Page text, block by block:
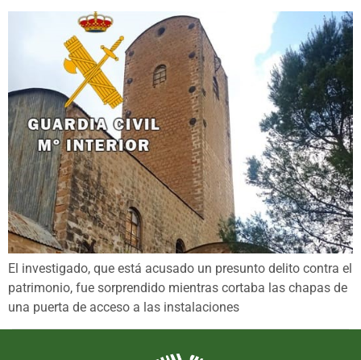
El investigado, que está acusado un presunto delito contra el
patrimonio, fue sorprendido mientras cortaba las chapas de
una puerta de acceso a las instalaciones